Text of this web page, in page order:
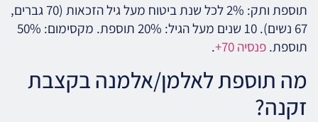
תוספת ותק: 2% לכל שנת ביטוח מעל גיל הזכאות (70 גברים,
67 נשים). 10 שנים מעל הגיל: 20% תוספת. מקסימום: 50%
תוספת.פנסיה 70+ .
מה תוספת לאלמן/אלמנה בקצבת
זקנה?